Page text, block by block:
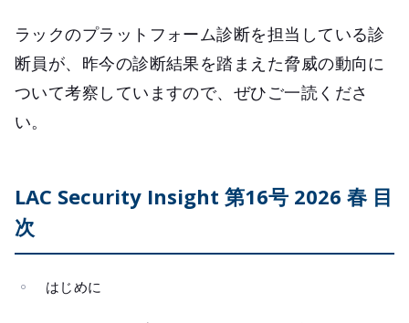
ラックのプラットフォーム診断を担当している診
断員が、昨今の診断結果を踏まえた脅威の動向に
ついて考察していますので、ぜひご一読くださ
い。
LAC Security Insight 第16号 2026 春 目
次
はじめに